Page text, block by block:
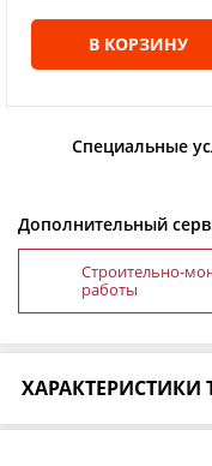
В КОРЗИНУ
Специальные
Дополнительный
Строительно-
работы
ХАРАКТЕРИСТИКИ